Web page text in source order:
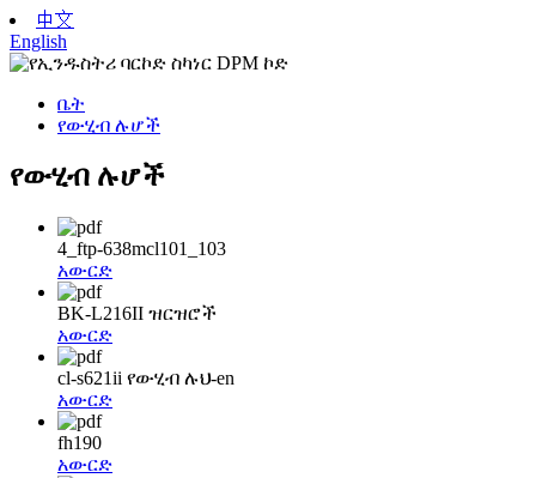
中文
English
ቤት
የውሂብ ሉሆች
የውሂብ ሉሆች
4_ftp-638mcl101_103
አውርድ
BK-L216II ዝርዝሮች
አውርድ
cl-s621ii የውሂብ ሉህ-en
አውርድ
fh190
አውርድ